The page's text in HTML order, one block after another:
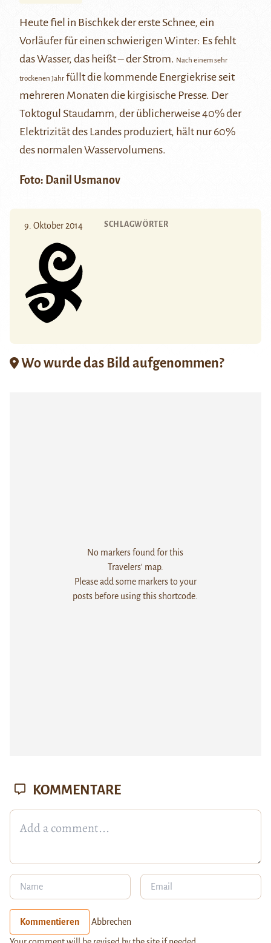
Heute fiel in Bischkek der erste Schnee, ein
Vorläufer für einen schwierigen Winter: Es fehlt
das Wasser, das heißt – der Strom. Nach einem sehr
trockenen Jahr füllt die kommende Energiekrise seit
mehreren Monaten die kirgisische Presse. Der
Toktogul Staudamm, der üblicherweise 40% der
Elektrizität des Landes produziert, hält nur 60%
des normalen Wasservolumens.
Foto: Danil Usmanov
9. Oktober 2014 SCHLAGWÖRTER
Wo wurde das Bild aufgenommen?
No markers found for this
Travelers' map.
Please add some markers to your
posts before using this shortcode.
KOMMENTARE
Kommentieren Abbrechen